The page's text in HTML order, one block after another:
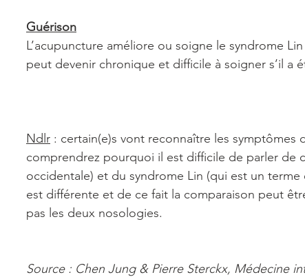
Guérison
L’acupuncture améliore ou soigne le syndrome
peut devenir chronique et difficile à soigner s’il a
Ndlr : certain(e)s vont reconnaître les symptômes
comprendrez pourquoi il est difficile de parler de
occidentale) et du syndrome Lin (qui est un
est différente et de ce fait la comparaison peut
pas les deux nosologies.
Source : Chen Jung & Pierre Sterckx, Médecine